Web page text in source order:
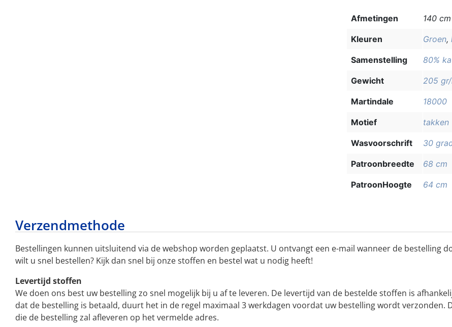
Afmetingen 140 cm
Kleuren Groen,
Samenstelling 80%
Gewicht 205
Martindale 18000
Motief takken
Wasvoorschrift 30
Patroonbreedte 68 cm
PatroonHoogte 64 cm
Verzendmethode
Bestellingen kunnen uitsluitend via de webshop worden geplaatst. U ontvangt een e-mail wanneer de bestelling
wilt u snel bestellen? Kijk dan snel bij onze stoffen en bestel wat u nodig heeft!
Levertijd stoffen
We doen ons best uw bestelling zo snel mogelijk bij u af te leveren. De levertijd van de bestelde stoffen is
dat de bestelling is betaald, duurt het in de regel maximaal 3 werkdagen voordat uw bestelling wordt verzonden.
die de bestelling zal afleveren op het vermelde adres.